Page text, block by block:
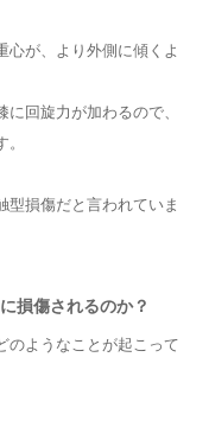
心が、より外側に傾くよ
回旋力が加わるので、
型損傷だと言われていま
損傷されるのか？
のようなことが起こって